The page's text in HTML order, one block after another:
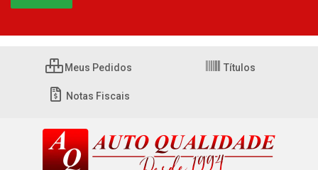
Meus Pedidos Títulos
Notas Fiscais